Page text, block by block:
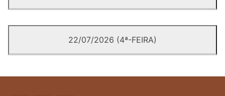
22/07/2026 (4ª-FEIRA)